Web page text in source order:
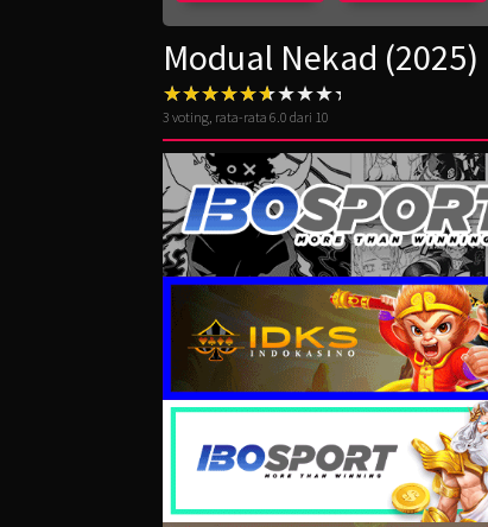
Modual Nekad (2025)
3 voting, rata-rata 6.0 dari 10